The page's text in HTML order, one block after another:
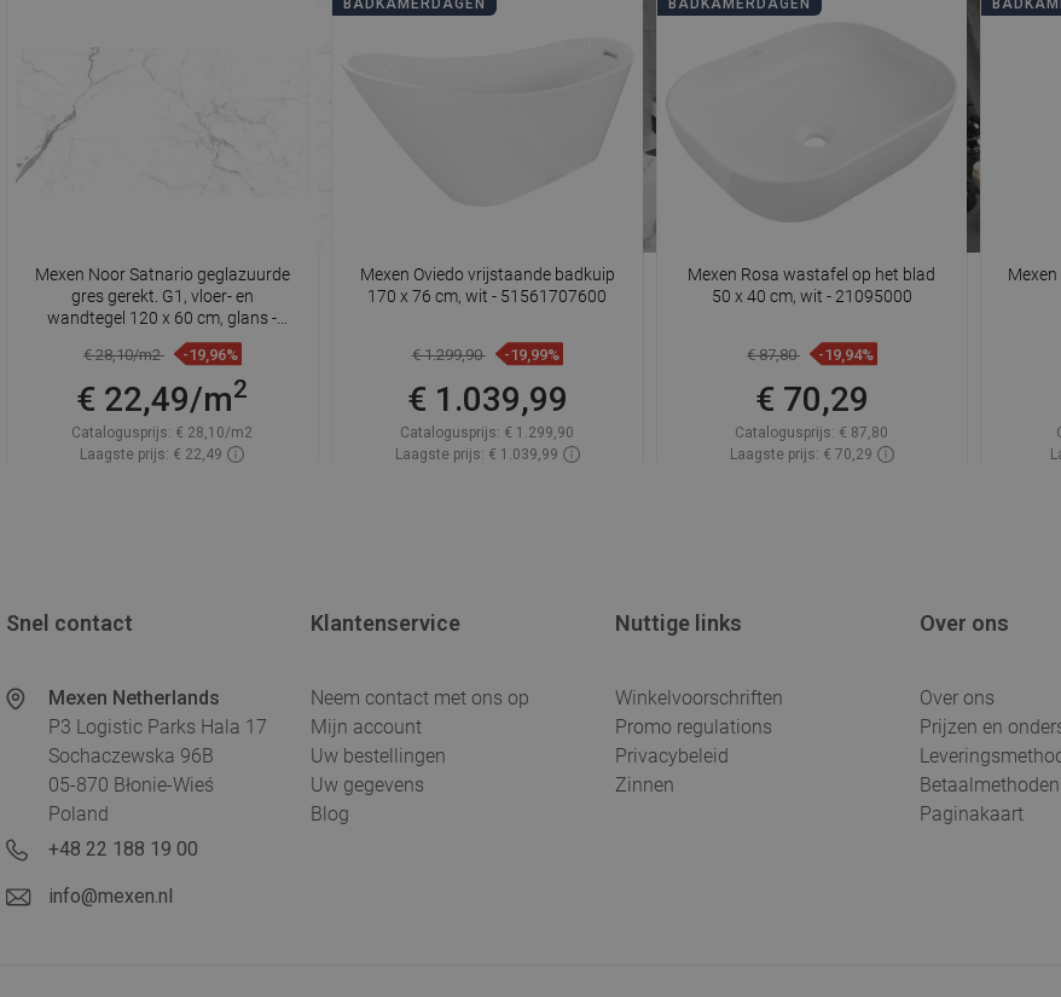
Mexen Noor Satnario geglazuurde
gres gerekt. G1, vloer- en
wandtegel 120 x 60 cm, glans -
TL105-120-060-00
€ 28,10/m2 -19,96%
€ 22,49/m2
Catalogusprijs: € 28,10/m2
Laagste prijs: € 22,49
Mexen Oviedo vrijstaande badkuip
170 x 76 cm, wit - 51561707600
€ 1.299,90 -19,99%
€ 1.039,99
Catalogusprijs: € 1.299,90
Laagste prijs: € 1.039,99
Mexen Rosa wastafel op het blad
50 x 40 cm, wit - 21095000
€ 87,80 -19,94%
€ 70,29
Catalogusprijs: € 87,80
Laagste prijs: € 70,29
Snel contact
Mexen Netherlands
P3 Logistic Parks Hala 17
Sochaczewska 96B
05-870 Błonie-Wieś
Poland
+48 22 188 19 00
info@mexen.nl
Klantenservice
Neem contact met ons op
Mijn account
Uw bestellingen
Uw gegevens
Blog
Nuttige links
Winkelvoorschriften
Promo regulations
Privacybeleid
Zinnen
Over ons
Over ons
Prijzen en
Betaalmethoden
Paginakaart